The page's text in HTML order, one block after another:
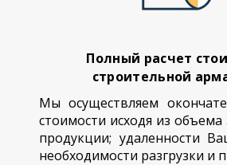
Полный расчет
строительной
Мы осуществляем
стоимости исходя из
продукции; удаленности
необходимости разгрузки и